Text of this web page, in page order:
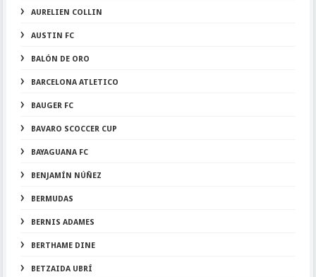
AURELIEN COLLIN
AUSTIN FC
BALÓN DE ORO
BARCELONA ATLETICO
BAUGER FC
BAVARO SCOCCER CUP
BAYAGUANA FC
BENJAMÍN NÚÑEZ
BERMUDAS
BERNIS ADAMES
BERTHAME DINE
BETZAIDA UBRÍ